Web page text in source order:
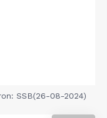
SSB(26-08-2024)